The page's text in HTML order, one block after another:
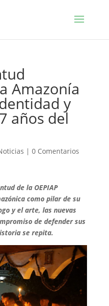
Amazonía
y
años del
| 0 Comentarios
de la OEPIAP
como pilar de su
y el arte, las nuevas
de defender sus
se repita.